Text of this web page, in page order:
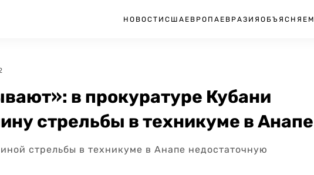
НОВОСТИ США ЕВРОПА ЕВРАЗИЯ ОБЪЯСНЯЕМ
в прокуратуре Кубани
стрельбы в техникуме в Анапе
стрельбы в техникуме в Анапе недостаточную